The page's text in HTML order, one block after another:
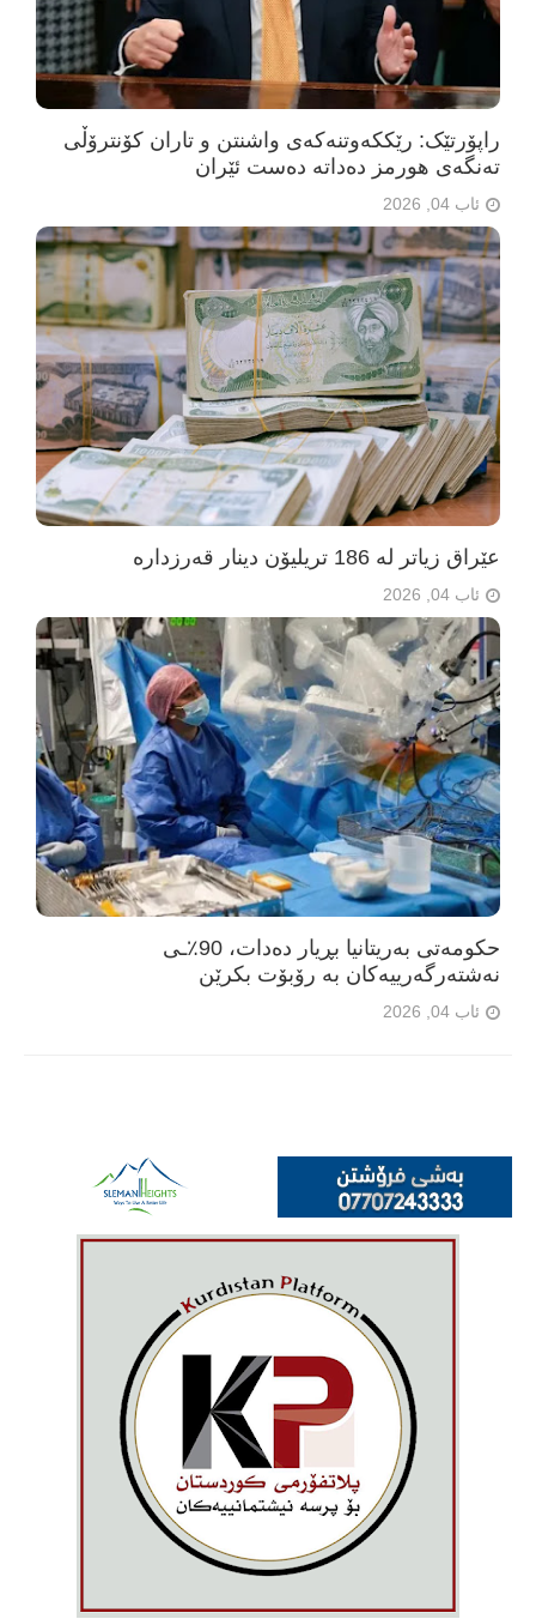
راپۆرتێک: رێککەوتنەکەی واشنتن و تاران کۆنترۆڵی
تەنگەی هورمز دەداتە دەست ئێران
ئاب 04, 2026
عێراق زیاتر لە 186 تریلیۆن دینار قەرزدارە
ئاب 04, 2026
حکومەتی بەریتانیا بڕیار دەدات، 90٪ـی
نەشتەرگەرییەکان بە رۆبۆت بکرێن
ئاب 04, 2026